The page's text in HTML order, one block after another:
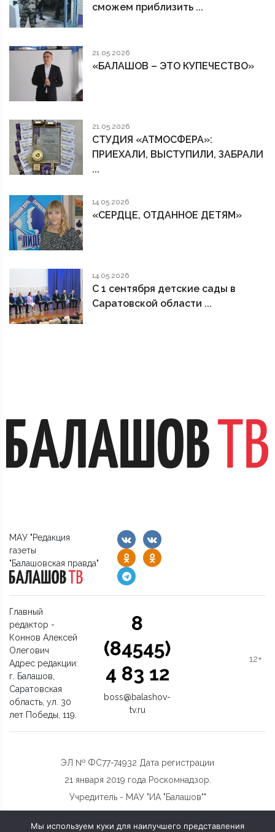
сможем приблизить ...
21.05.2026
«БАЛАШОВ – ЭТО КУПЕЧЕСТВО»
21.05.2026
СТУДИЯ «АТМОСФЕРА»:
ПРИЕХАЛИ, ВЫСТУПИЛИ, ЗАБРАЛИ
...
14.05.2026
«СЕРДЦЕ, ОТДАННОЕ ДЕТЯМ»
14.05.2026
С 1 сентября детские сады в
Саратовской области ...
МАУ "Редакция
газеты
"Балашовская правда"
Главный
редактор -
Коннов Алексей
Олегович
Адрес редакции:
г. Балашов,
Саратовская
область, ул. 30
лет Победы, 119.
8
(84545)
4 83 12
boss@balashov-
tv.ru
12+
ЭЛ № ФС77-74932 Дата регистрации
21 января 2019 года Роскомнадзор.
Учредитель - МАУ "ИА "Балашов""
Мы используем куки для наилучшего представления